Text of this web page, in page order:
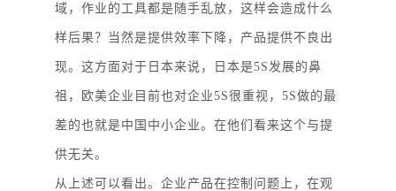
域，作业的工具都是随手乱放，这样会造成什么
样后果？当然是提供效率下降，产品提供不良出
现。这方面对于日本来说，日本是5S发展的鼻
祖，欧美企业目前也对企业5S很重视，5S做的最
差的也就是中国中小企业。在他们看来这个与提
供无关。
从上述可以看出。企业产品在控制问题上，在观